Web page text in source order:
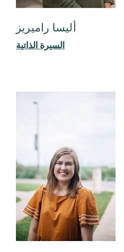
أليسا راميريز
السيرة الذاتية